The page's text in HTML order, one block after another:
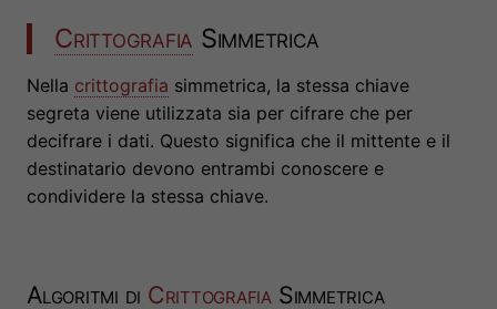
Crittografia Simmetrica
Nella crittografia simmetrica, la stessa chiave
segreta viene utilizzata sia per cifrare che per
decifrare i dati. Questo significa che il mittente e il
destinatario devono entrambi conoscere e
condividere la stessa chiave.
Algoritmi di Crittografia Simmetrica